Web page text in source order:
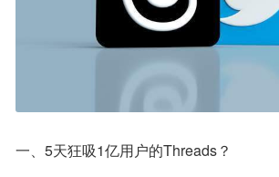
一、5天狂吸1亿用户的Threads？